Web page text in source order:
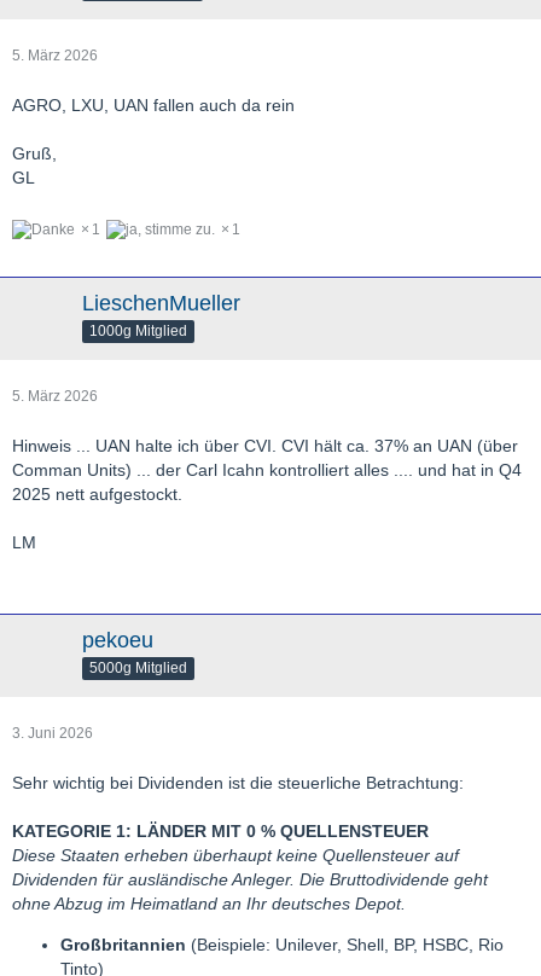
5. März 2026
AGRO, LXU, UAN fallen auch da rein
Gruß,
GL
1 1
LieschenMueller
1000g Mitglied
5. März 2026
Hinweis ... UAN halte ich über CVI. CVI hält ca. 37% an UAN (über
Comman Units) ... der Carl Icahn kontrolliert alles .... und hat in Q4
2025 nett aufgestockt.
LM
pekoeu
5000g Mitglied
3. Juni 2026
Sehr wichtig bei Dividenden ist die steuerliche Betrachtung:
KATEGORIE 1: LÄNDER MIT 0 % QUELLENSTEUER
Diese Staaten erheben überhaupt keine Quellensteuer auf
Dividenden für ausländische Anleger. Die Bruttodividende geht
ohne Abzug im Heimatland an Ihr deutsches Depot.
Großbritannien (Beispiele: Unilever, Shell, BP, HSBC, Rio
Tinto)